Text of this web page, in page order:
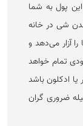
پول به شما
شی در خانه
آزار می‌دهد و
تمام خواهد
ادکلون باشد
ضروری گران